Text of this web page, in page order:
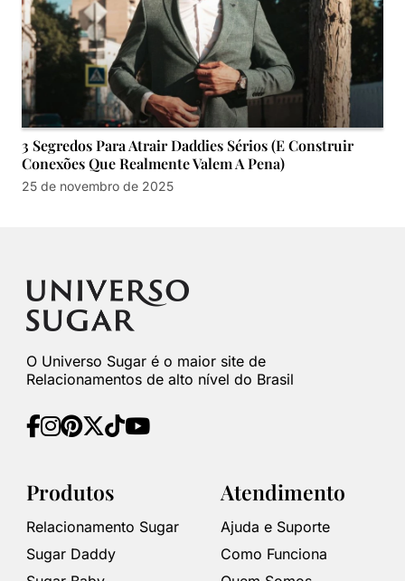
3 Segredos Para Atrair Daddies Sérios (E Construir
Conexões Que Realmente Valem A Pena)
25 de novembro de 2025
O Universo Sugar é o maior site de
Relacionamentos de alto nível do Brasil
Produtos
Relacionamento Sugar
Sugar Daddy
Atendimento
Ajuda e Suporte
Como Funciona